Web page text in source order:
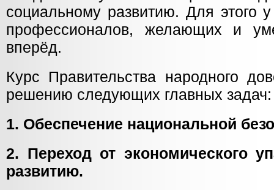
социальному развитию. Для этого
профессионалов, желающих и
вперёд.
Курс Правительства народного
решению следующих главных задач:
1. Обеспечение национальной
2. Переход от экономического
развитию.